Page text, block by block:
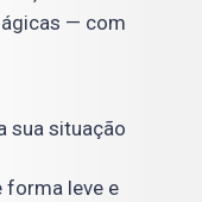
— com
sua situação
forma leve e